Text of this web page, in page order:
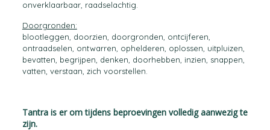
onverklaarbaar, raadselachtig.
Doorgronden:
blootleggen, doorzien, doorgronden, ontcijferen,
ontraadselen, ontwarren, ophelderen, oplossen, uitpluizen,
bevatten, begrijpen, denken, doorhebben, inzien, snappen,
vatten, verstaan, zich voorstellen.
Tantra is er om tijdens beproevingen volledig aanwezig te
zijn.